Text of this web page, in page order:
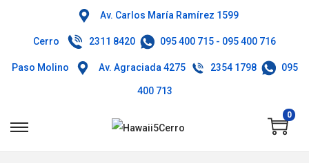
Av. Carlos María Ramírez 1599
Cerro 2311 8420 095 400 715 - 095 400 716
Paso Molino Av. Agraciada 4275 2354 1798 095
400 713
0